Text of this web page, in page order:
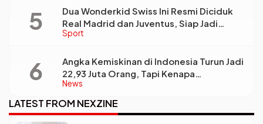
Sport
Dua Wonderkid Swiss Ini Resmi Diciduk
Real Madrid dan Juventus, Siap Jadi
Bintang Baru Eropa
News
Angka Kemiskinan di Indonesia Turun Jadi
22,93 Juta Orang, Tapi Kenapa
Ketimpangan Desa dan Kota Malah Makin
Lebar?
LATEST FROM NEXZINE